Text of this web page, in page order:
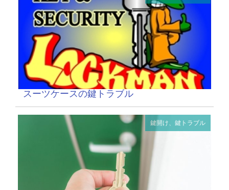
スーツケースの鍵トラブル
鍵開け、鍵トラブル